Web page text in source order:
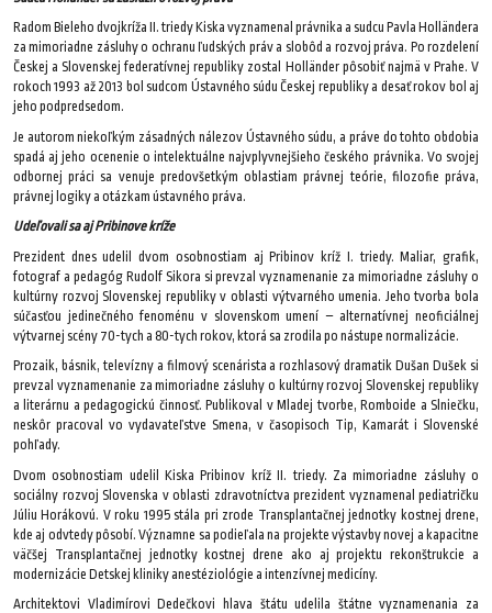
Radom Bieleho dvojkríža II. triedy Kiska vyznamenal právnika a sudcu Pavla Holländera
za mimoriadne zásluhy o ochranu ľudských práv a slobôd a rozvoj práva. Po rozdelení
Českej a Slovenskej federatívnej republiky zostal Holländer pôsobiť najmä v Prahe. V
rokoch 1993 až 2013 bol sudcom Ústavného súdu Českej republiky a desať rokov bol aj
jeho podpredsedom.
Je autorom niekoľkým zásadných nálezov Ústavného súdu, a práve do tohto obdobia
spadá aj jeho ocenenie o intelektuálne najvplyvnejšieho českého právnika. Vo svojej
odbornej práci sa venuje predovšetkým oblastiam právnej teórie, filozofie práva,
právnej logiky a otázkam ústavného práva.
Udeľovali sa aj Pribinove kríže
Prezident dnes udelil dvom osobnostiam aj Pribinov kríž I. triedy. Maliar, grafik,
fotograf a pedagóg Rudolf Sikora si prevzal vyznamenanie za mimoriadne zásluhy o
kultúrny rozvoj Slovenskej republiky v oblasti výtvarného umenia. Jeho tvorba bola
súčasťou jedinečného fenoménu v slovenskom umení – alternatívnej neoficiálnej
výtvarnej scény 70-tych a 80-tych rokov, ktorá sa zrodila po nástupe normalizácie.
Prozaik, básnik, televízny a filmový scenárista a rozhlasový dramatik Dušan Dušek si
prevzal vyznamenanie za mimoriadne zásluhy o kultúrny rozvoj Slovenskej republiky
a literárnu a pedagogickú činnosť. Publikoval v Mladej tvorbe, Romboide a Slniečku,
neskôr pracoval vo vydavateľstve Smena, v časopisoch Tip, Kamarát i Slovenské
pohľady.
Dvom osobnostiam udelil Kiska Pribinov kríž II. triedy. Za mimoriadne zásluhy o
sociálny rozvoj Slovenska v oblasti zdravotníctva prezident vyznamenal pediatričku
Júliu Horákovú. V roku 1995 stála pri zrode Transplantačnej jednotky kostnej drene,
kde aj odvtedy pôsobí. Významne sa podieľala na projekte výstavby novej a kapacitne
väčšej Transplantačnej jednotky kostnej drene ako aj projektu rekonštrukcie a
modernizácie Detskej kliniky anestéziológie a intenzívnej medicíny.
Architektovi Vladimírovi Dedečkovi hlava štátu udelila štátne vyznamenania za